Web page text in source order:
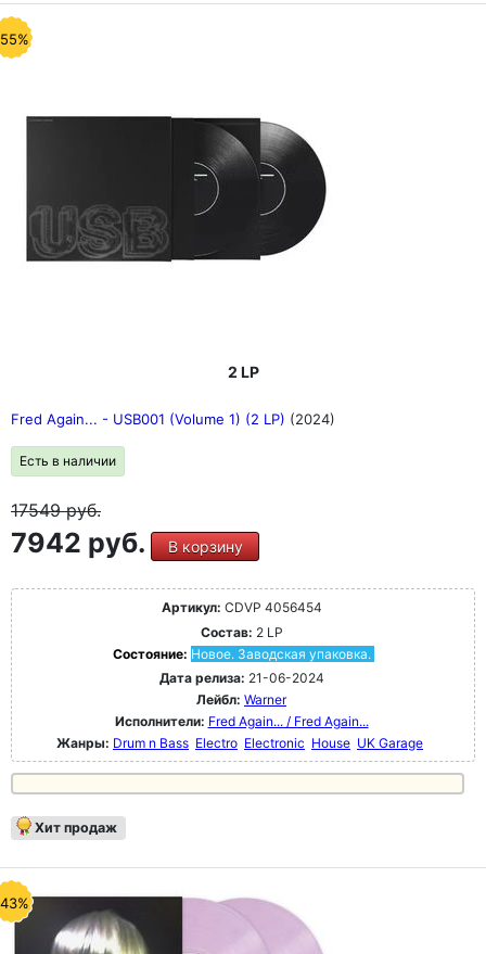
2 LP
Fred Again... - USB001 (Volume 1) (2 LP) (2024)
Есть в наличии
17549руб.
7942 руб. В корзину
Артикул: CDVP 4056454
Состав: 2 LP
Состояние: Новое. Заводская упаковка.
Дата релиза: 21-06-2024
Лейбл: Warner
Исполнители: Fred Again... / Fred Again...
Жанры: Drum n Bass Electro Electronic House UK Garage
Хит продаж